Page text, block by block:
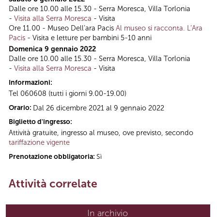
Dalle ore 10.00 alle 15.30 - Serra Moresca, Villa Torlonia
- Visita alla Serra Moresca - Visita
Ore 11.00 - Museo Dell’ara Pacis Al museo si racconta. L’Ara
Pacis - Visita e letture per bambini 5-10 anni
Domenica 9 gennaio 2022
Dalle ore 10.00 alle 15.30 - Serra Moresca, Villa Torlonia
- Visita alla Serra Moresca - Visita
Informazioni:
Tel 060608 (tutti i giorni 9.00-19.00)
Orario: Dal 26 dicembre 2021 al 9 gennaio 2022
Biglietto d'ingresso:
Attività gratuite, ingresso al museo, ove previsto, secondo
tariffazione vigente
Prenotazione obbligatoria: Sì
Attività correlate
In archivio